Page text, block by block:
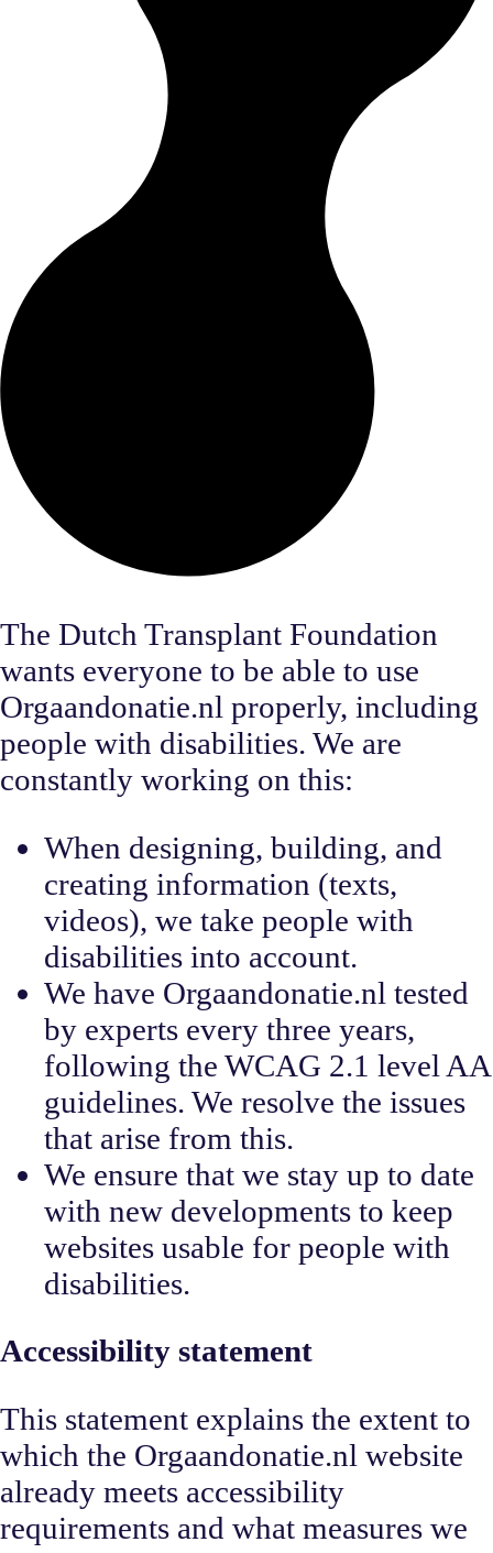
The Dutch Transplant Foundation
wants everyone to be able to use
Orgaandonatie.nl properly, including
people with disabilities. We are
constantly working on this:
When designing, building, and
creating information (texts,
videos), we take people with
disabilities into account.
We have Orgaandonatie.nl tested
by experts every three years,
following the WCAG 2.1 level AA
guidelines. We resolve the issues
that arise from this.
We ensure that we stay up to date
with new developments to keep
websites usable for people with
disabilities.
Accessibility statement
This statement explains the extent to
which the Orgaandonatie.nl website
already meets accessibility
requirements and what measures we